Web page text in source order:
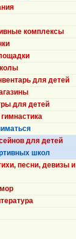
комплексы
для детей
для детей
для детей
школ
песни, девизы и